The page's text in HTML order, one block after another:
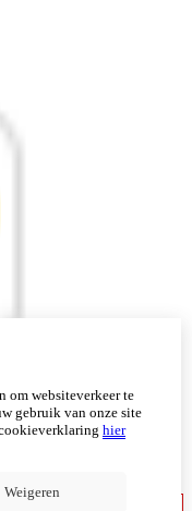
om websiteverkeer te
gebruik van onze site
hier
Weigeren